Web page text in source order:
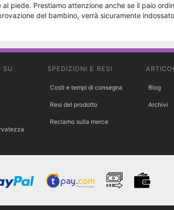
piede. Prestiamo attenzione anche se il paio
del bambino, verrà sicuramente
SU
SPEDIZIONI E RESI
Costi e tempi di consegna
Resi del prodotto
Reclamo sulla merce
Blog
Archivi